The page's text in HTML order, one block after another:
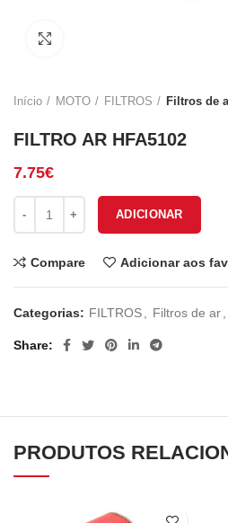
Início MOTO FILTROS Filtros de
FILTRO AR HFA5102
7.75€
ADICIONAR
Compare Adicionar aos
Categorias: FILTROS Filtros de ar
Share
PRODUTOS